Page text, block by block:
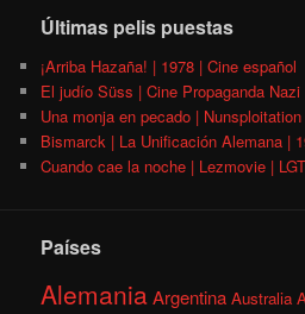
Últimas pelis puestas
¡Arriba Hazaña! | 1978 | Cine español
El judío Süss | Cine Propaganda Nazi
Una monja en pecado |
Bismarck | La Unificación Alemana |
Cuando cae la noche | Lezmovie |
Países
AlemaniaArgentina Australia